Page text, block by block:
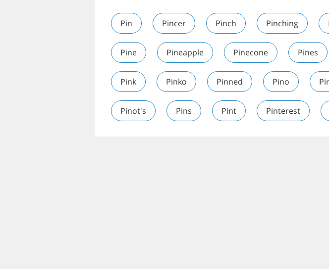
Pin Pincer Pinch Pinching
Pine Pineapple Pinecone Pines
Pink Pinko Pinned Pino
Pinot's Pins Pint Pinterest